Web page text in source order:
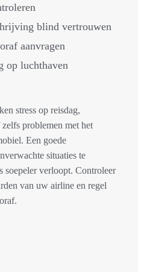
blind vertrouwen
aanvragen
op luchthaven
stress op reisdag,
problemen met het
Een goede
situaties te
soepeler verloopt. Controleer
van uw airline en regel